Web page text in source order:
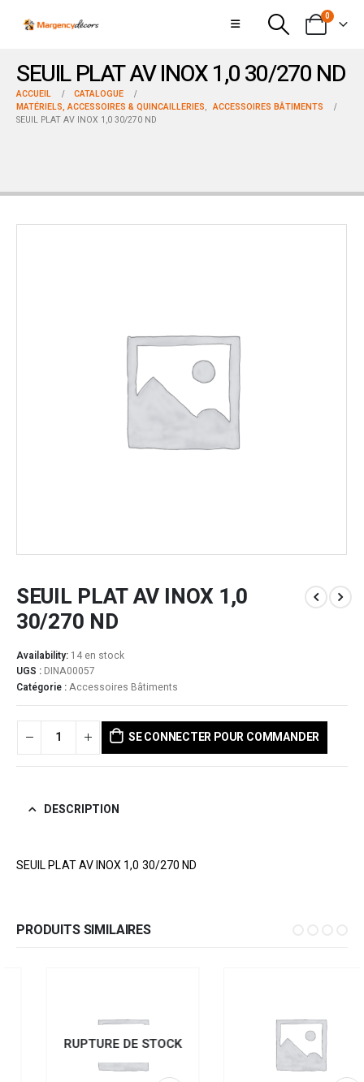
0
SEUIL PLAT AV INOX 1,0 30/270 ND
ACCUEIL
CATALOGUE
MATÉRIELS, ACCESSOIRES & QUINCAILLERIES, ACCESSOIRES BÂTIMENTS
SEUIL PLAT AV INOX 1,0 30/270 ND
SEUIL PLAT AV INOX 1,0
30/270 ND
Availability: 14 en stock
UGS : DINA00057
Catégorie :Accessoires Bâtiments
SE CONNECTER POUR COMMANDER
DESCRIPTION
SEUIL PLAT AV INOX 1,0 30/270 ND
PRODUITS SIMILAIRES
RUPTURE DE STOCK